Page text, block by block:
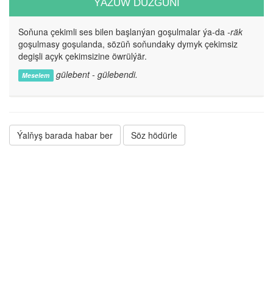
ÝAZUW DÜZGÜNI
Soňuna çekimli ses bilen başlanýan goşulmalar ýa-da -räk
goşulmasy goşulanda, sözüň soňundaky dymyk çekimsiz
degişli açyk çekimsizine öwrülýär.
Meselem gülebent - gülebendi.
Ýalňyş barada habar ber Söz hödürle